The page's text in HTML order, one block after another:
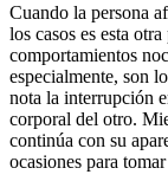
Cuando la persona
los casos es esta
comportamientos
especialmente, son
nota la interrupción
corporal del otro.
continúa con su
ocasiones para